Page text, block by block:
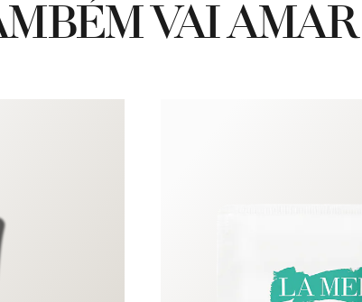
VAI AMAR